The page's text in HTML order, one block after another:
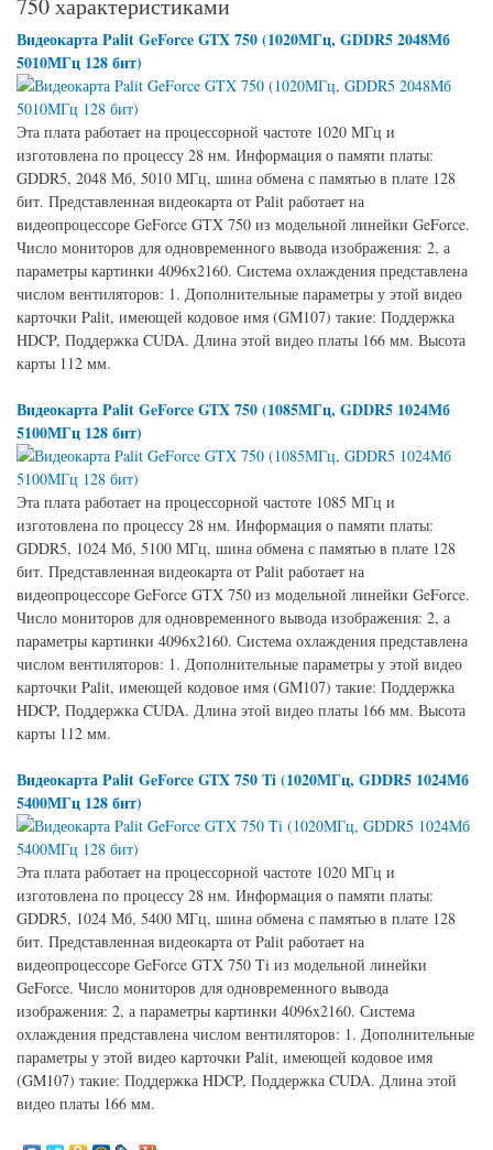
750 характеристиками
Видеокарта Palit GeForce GTX 750 (1020МГц, GDDR5 2048Мб
5010МГц 128 бит)
Эта плата работает на процессорной частоте 1020 МГц и
изготовлена по процессу 28 нм. Информация о памяти платы:
GDDR5, 2048 Мб, 5010 МГц, шина обмена с памятью в плате 128
бит. Представленная видеокарта от Palit работает на
видеопроцессоре GeForce GTX 750 из модельной линейки GeForce.
Число мониторов для одновременного вывода изображения: 2, а
параметры картинки 4096x2160. Система охлаждения представлена
числом вентиляторов: 1. Дополнительные параметры у этой видео
карточки Palit, имеющей кодовое имя (GM107) такие: Поддержка
HDCP, Поддержка CUDA. Длина этой видео платы 166 мм. Высота
карты 112 мм.
Видеокарта Palit GeForce GTX 750 (1085МГц, GDDR5 1024Мб
5100МГц 128 бит)
Эта плата работает на процессорной частоте 1085 МГц и
изготовлена по процессу 28 нм. Информация о памяти платы:
GDDR5, 1024 Мб, 5100 МГц, шина обмена с памятью в плате 128
бит. Представленная видеокарта от Palit работает на
видеопроцессоре GeForce GTX 750 из модельной линейки GeForce.
Число мониторов для одновременного вывода изображения: 2, а
параметры картинки 4096x2160. Система охлаждения представлена
числом вентиляторов: 1. Дополнительные параметры у этой видео
карточки Palit, имеющей кодовое имя (GM107) такие: Поддержка
HDCP, Поддержка CUDA. Длина этой видео платы 166 мм. Высота
карты 112 мм.
Видеокарта Palit GeForce GTX 750 Ti (1020МГц, GDDR5 1024Мб
5400МГц 128 бит)
Эта плата работает на процессорной частоте 1020 МГц и
изготовлена по процессу 28 нм. Информация о памяти платы:
GDDR5, 1024 Мб, 5400 МГц, шина обмена с памятью в плате 128
бит. Представленная видеокарта от Palit работает на
видеопроцессоре GeForce GTX 750 Ti из модельной линейки
GeForce. Число мониторов для одновременного вывода
изображения: 2, а параметры картинки 4096x2160. Система
охлаждения представлена числом вентиляторов: 1. Дополнительные
параметры у этой видео карточки Palit, имеющей кодовое имя
(GM107) такие: Поддержка HDCP, Поддержка CUDA. Длина этой
видео платы 166 мм.